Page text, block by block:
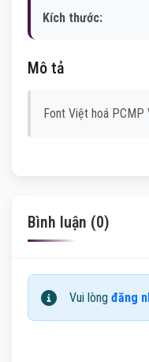
Kích thước:
Mô tả
Font Việt hoá PCMP
Bình luận (0)
Vui lòng đăng